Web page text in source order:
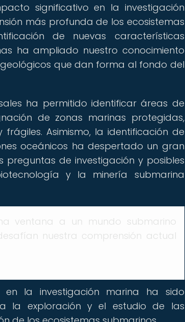
significativo en la investigación
más profunda de los ecosistemas
de nuevas características
ha ampliado nuestro conocimiento
que dan forma al fondo del
ha permitido identificar áreas de
de zonas marinas protegidas,
Asimismo, la identificación de
oceánicos ha despertado un gran
de investigación y posibles
y la minería submarina
ventana a un mundo submarino
nuestra comprensión actual
la investigación marina ha sido
la exploración y el estudio de las